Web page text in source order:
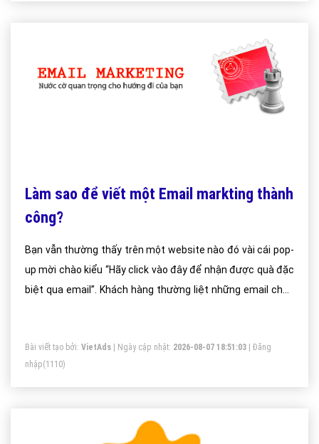
Làm sao để viết một Email markting thành
công?
Bạn vẫn thường thấy trên một website nào đó vài cái pop-
up mời chào kiểu “Hãy click vào đây để nhận được quà đặc
biệt qua email”. Khách hàng thường liệt những email chào
công ty thả sức spam
Bài viết tạo bởi: VietAds | Ngày cập nhật: 2026-08-07 18:51:03
Đăng
nhập(1110)